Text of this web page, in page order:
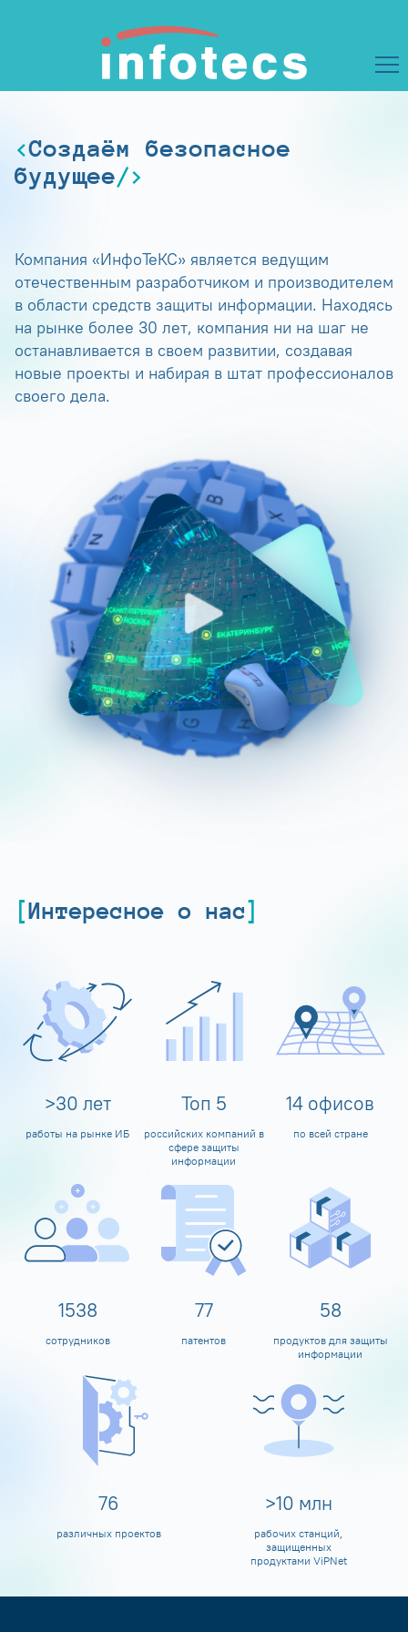
Создаём безопасное
будущее
Компания «ИнфоТеКС» является ведущим
отечественным разработчиком и производителем
в области средств защиты информации. Находясь
на рынке более 30 лет, компания ни на шаг не
останавливается в своем развитии, создавая
новые проекты и набирая в штат профессионалов
своего дела.
Интересное о нас
>30 лет
работы на рынке ИБ
Топ 5
российских компаний в
сфере защиты
информации
14 офисов
по всей стране
1600
сотрудников
80
патентов
60
продуктов для защиты
информации
80
различных проектов
>10 млн
рабочих станций,
защищенных
продуктами ViPNet